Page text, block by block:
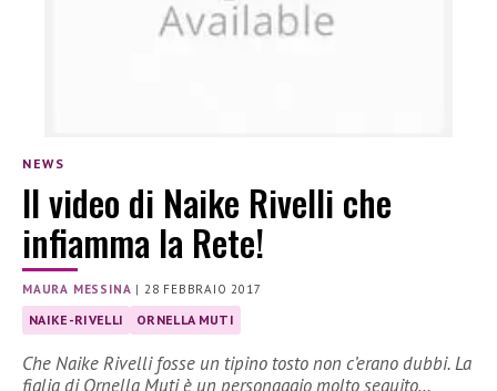
NEWS
Il video di Naike Rivelli che
infiamma la Rete!
MAURA MESSINA | 28 FEBBRAIO 2017
NAIKE-RIVELLI ORNELLA MUTI
Che Naike Rivelli fosse un tipino tosto non c’erano dubbi. La
figlia di Ornella Muti è un personaggio molto seguito…